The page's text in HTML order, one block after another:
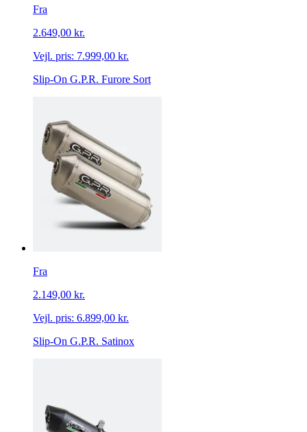
Fra
2.649,00 kr.
Vejl. pris: 7.999,00 kr.
Slip-On G.P.R. Furore Sort
Fra
2.149,00 kr.
Vejl. pris: 6.899,00 kr.
Slip-On G.P.R. Satinox